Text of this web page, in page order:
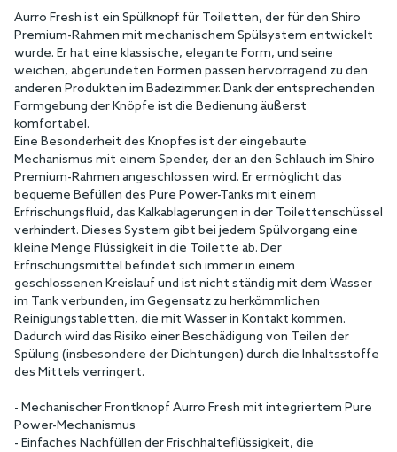
Aurro Fresh ist ein Spülknopf für Toiletten, der für den Shiro
Premium-Rahmen mit mechanischem Spülsystem entwickelt
wurde. Er hat eine klassische, elegante Form, und seine
weichen, abgerundeten Formen passen hervorragend zu den
anderen Produkten im Badezimmer. Dank der entsprechenden
Formgebung der Knöpfe ist die Bedienung äußerst
komfortabel.
Eine Besonderheit des Knopfes ist der eingebaute
Mechanismus mit einem Spender, der an den Schlauch im Shiro
Premium-Rahmen angeschlossen wird. Er ermöglicht das
bequeme Befüllen des Pure Power-Tanks mit einem
Erfrischungsfluid, das Kalkablagerungen in der Toilettenschüssel
verhindert. Dieses System gibt bei jedem Spülvorgang eine
kleine Menge Flüssigkeit in die Toilette ab. Der
Erfrischungsmittel befindet sich immer in einem
geschlossenen Kreislauf und ist nicht ständig mit dem Wasser
im Tank verbunden, im Gegensatz zu herkömmlichen
Reinigungstabletten, die mit Wasser in Kontakt kommen.
Dadurch wird das Risiko einer Beschädigung von Teilen der
Spülung (insbesondere der Dichtungen) durch die Inhaltsstoffe
des Mittels verringert.
- Mechanischer Frontknopf Aurro Fresh mit integriertem Pure
Power-Mechanismus
- Einfaches Nachfüllen der Frischhalteflüssigkeit, die